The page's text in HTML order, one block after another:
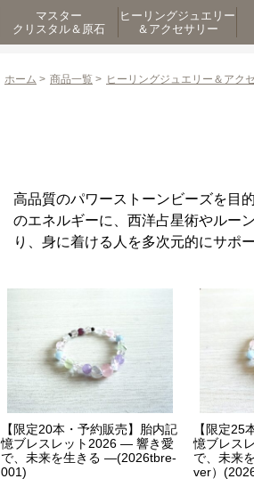
マスター
クリスタル＆原石
ヒーリングジュエリー
＆アクセサリー
ホーム > 商品一覧 > ヒーリングジュエリー＆アク
高品質のパワーストーンビーズを目
のエネルギーに、西洋占星術やルー
り、身に着ける人を多次元的にサポ
【限定20本・予約販売】胎内記
憶ブレスレット2026 ― 響き愛
で、未来を生きる ―(2026tbre-
001)
【限定25
憶ブレス
で、未来
ver）